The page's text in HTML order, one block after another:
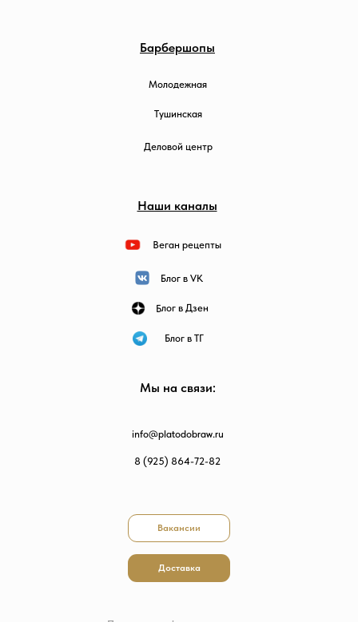
Барбершопы
Молодежная
Тушинская
Деловой центр
Наши каналы
Блог в VK
Веган рецепты
Блог в Дзен
Блог в ТГ
Мы на связи:
info@platodobraw.ru
8 (925) 864-72-82
Доставка
Вакансии